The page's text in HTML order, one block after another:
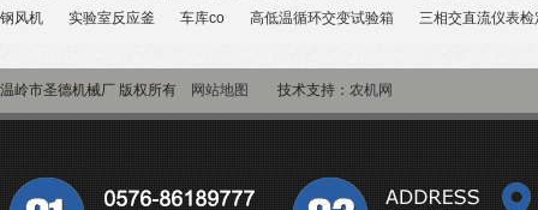
钢风机
实验室反应釜 车库co 高低温循环交变试验箱 三相交直流仪表检
温岭市圣德机械厂 版权所有 网站地图 技术支持： 农机网